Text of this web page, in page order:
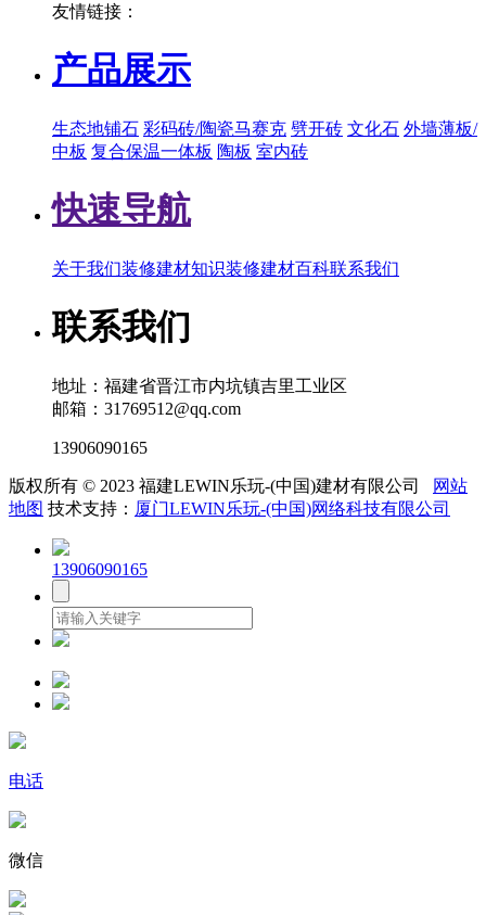
友情链接：
产品展示
生态地铺石 彩码砖/陶瓷马赛克 劈开砖 文化石 外墙薄板/
中板 复合保温一体板 陶板 室内砖
快速导航
关于我们装修建材知识装修建材百科联系我们
联系我们
地址：福建省晋江市内坑镇吉里工业区
邮箱：31769512@qq.com
13906090165
版权所有 © 2023 福建LEWIN乐玩-(中国)建材有限公司
网站
地图 技术支持： 厦门LEWIN乐玩-(中国)网络科技有限公司
13906090165
电话
微信